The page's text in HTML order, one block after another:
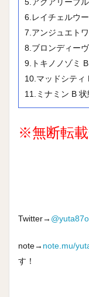
6.レイチェルウ
7.アンジュエト
8.ブロンディー
9.トキノノゾミ
10.マッドシティ
11.ミナミン B
※無断転
Twitter→
note→ note.mu/
す！